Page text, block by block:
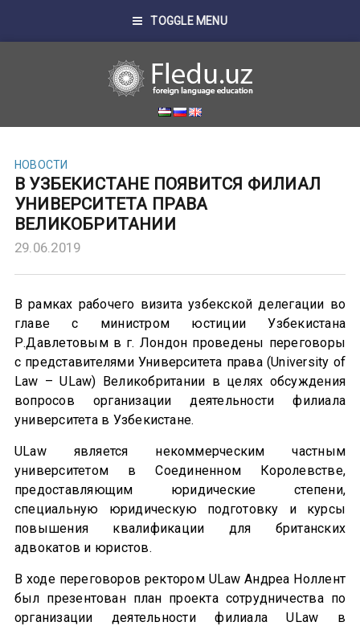
TOGGLE MENU
НОВОСТИ
В УЗБЕКИСТАНЕ ПОЯВИТСЯ ФИЛИАЛ
УНИВЕРСИТЕТА ПРАВА
ВЕЛИКОБРИТАНИИ
29.06.2019
В рамках рабочего визита узбекской делегации во
главе с министром юстиции Узбекистана
Р.Давлетовым в г. Лондон проведены переговоры
с представителями Университета права (University of
Law – ULaw) Великобритании в целях обсуждения
вопросов организации деятельности филиала
университета в Узбекистане.
ULaw является некоммерческим частным
университетом в Соединенном Королевстве,
предоставляющим юридические степени,
специальную юридическую подготовку и курсы
повышения квалификации для британских
адвокатов и юристов.
В ходе переговоров ректором ULaw Андреа Ноллент
был презентован план проекта сотрудничества по
организации деятельности филиала ULaw в